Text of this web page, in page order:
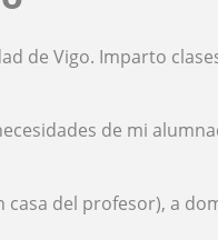
de Vigo. Imparto
de mi
casa del profesor), a